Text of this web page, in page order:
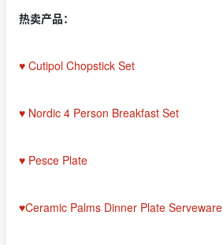
热卖产品：
♥ Cutipol Chopstick Set
♥ Nordic 4 Person Breakfast Set
♥ Pesce Plate
♥Ceramic Palms Dinner Plate Serveware